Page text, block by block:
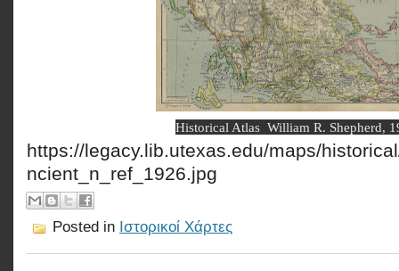
Historical Atlas William R. Shepherd,
https://legacy.lib.utexas.edu/maps/
ncient_n_ref_1926.jpg
Posted in Ιστορικοί Χάρτες